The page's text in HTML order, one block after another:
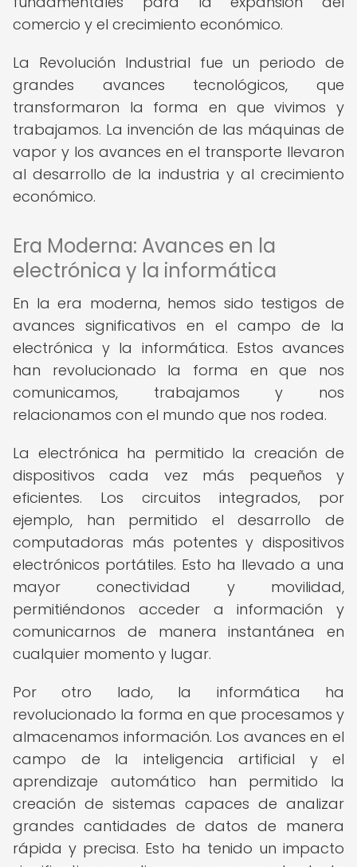
comercio y el crecimiento económico.
La Revolución Industrial fue un periodo de
grandes avances tecnológicos, que
transformaron la forma en que vivimos y
trabajamos. La invención de las máquinas de
vapor y los avances en el transporte llevaron
al desarrollo de la industria y al crecimiento
económico.
Era Moderna: Avances en la
electrónica y la informática
En la era moderna, hemos sido testigos de
avances significativos en el campo de la
electrónica y la informática. Estos avances
han revolucionado la forma en que nos
comunicamos, trabajamos y nos
relacionamos con el mundo que nos rodea.
La electrónica ha permitido la creación de
dispositivos cada vez más pequeños y
eficientes. Los circuitos integrados, por
ejemplo, han permitido el desarrollo de
computadoras más potentes y dispositivos
electrónicos portátiles. Esto ha llevado a una
mayor conectividad y movilidad,
permitiéndonos acceder a información y
comunicarnos de manera instantánea en
cualquier momento y lugar.
Por otro lado, la informática ha
revolucionado la forma en que procesamos y
almacenamos información. Los avances en el
campo de la inteligencia artificial y el
aprendizaje automático han permitido la
creación de sistemas capaces de analizar
grandes cantidades de datos de manera
rápida y precisa. Esto ha tenido un impacto